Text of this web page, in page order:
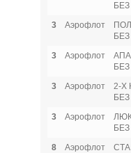
3
Аэрофлот
3
Аэрофлот
3
Аэрофлот
2-Х
3
Аэрофлот
8
Аэрофлот